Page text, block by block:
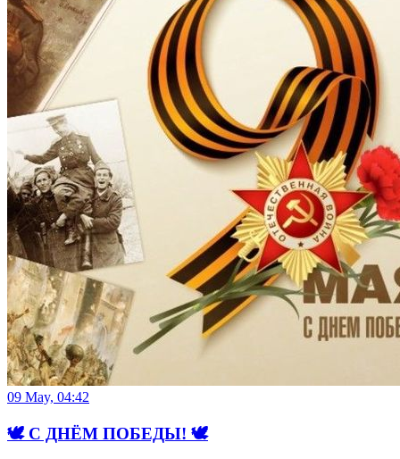
09 May, 04:42
🕊 С ДНЁМ ПОБЕДЫ! 🕊